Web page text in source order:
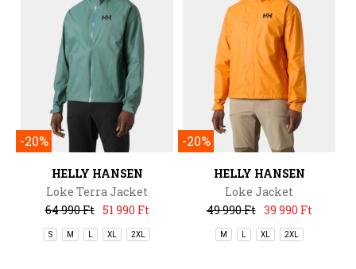
-20%
HELLY HANSEN
Loke Terra Jacket
64 990 Ft 51 990 Ft
S M XL 2XL
-20%
HELLY HANSEN
Loke Jacket
49 990 Ft 39 990 Ft
M XL 2XL